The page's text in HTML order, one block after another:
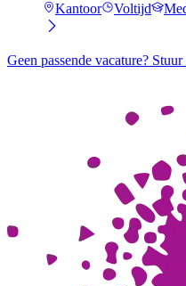
Kantoor Voltijd
Geen passende vacature?